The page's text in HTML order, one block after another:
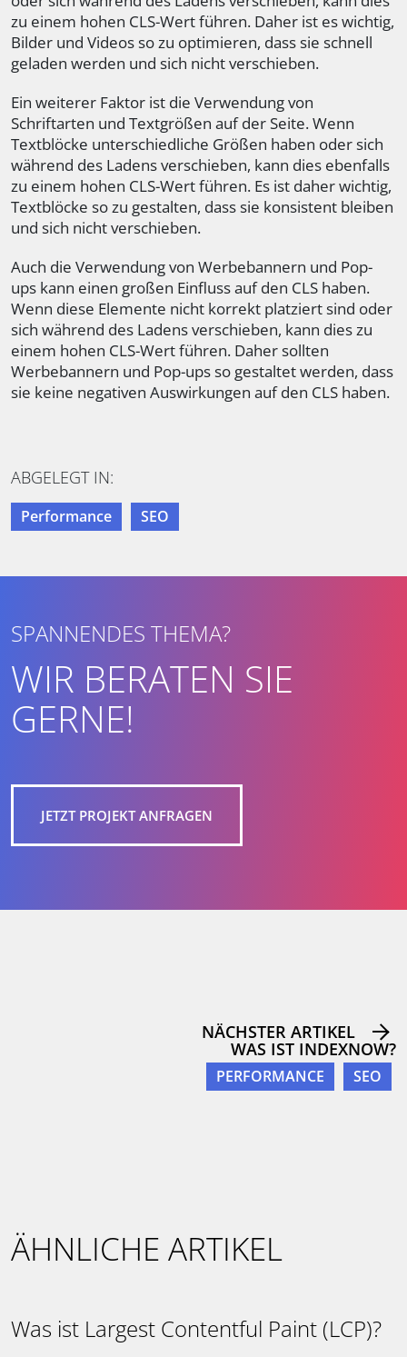
zu einem hohen CLS-Wert führen. Daher ist es wichtig,
Bilder und Videos so zu optimieren, dass sie schnell
geladen werden und sich nicht verschieben.
Ein weiterer Faktor ist die Verwendung von
Schriftarten und Textgrößen auf der Seite. Wenn
Textblöcke unterschiedliche Größen haben oder sich
während des Ladens verschieben, kann dies ebenfalls
zu einem hohen CLS-Wert führen. Es ist daher wichtig,
Textblöcke so zu gestalten, dass sie konsistent bleiben
und sich nicht verschieben.
Auch die Verwendung von Werbebannern und Pop-
ups kann einen großen Einfluss auf den CLS haben.
Wenn diese Elemente nicht korrekt platziert sind oder
sich während des Ladens verschieben, kann dies zu
einem hohen CLS-Wert führen. Daher sollten
Werbebannern und Pop-ups so gestaltet werden, dass
sie keine negativen Auswirkungen auf den CLS haben.
ABGELEGT IN:
Performance SEO
SPANNENDES THEMA?
WIR BERATEN SIE
GERNE!
JETZT PROJEKT ANFRAGEN
NÄCHSTER ARTIKEL
WAS IST INDEXNOW?
PERFORMANCE SEO
ÄHNLICHE ARTIKEL
Was ist Largest Contentful Paint (LCP)?